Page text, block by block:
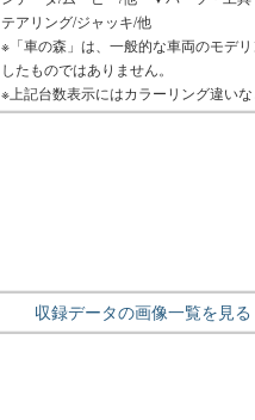
テアリング/ジャッキ/他
※「車の森」は、一般的な車両のモデ
したものではありません。
※上記台数表示にはカラーリング違い
収録データの画像一覧を見る